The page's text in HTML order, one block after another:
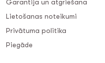
Garantija un atgriešana
Lietošanas noteikumi
Privātuma politika
Piegāde